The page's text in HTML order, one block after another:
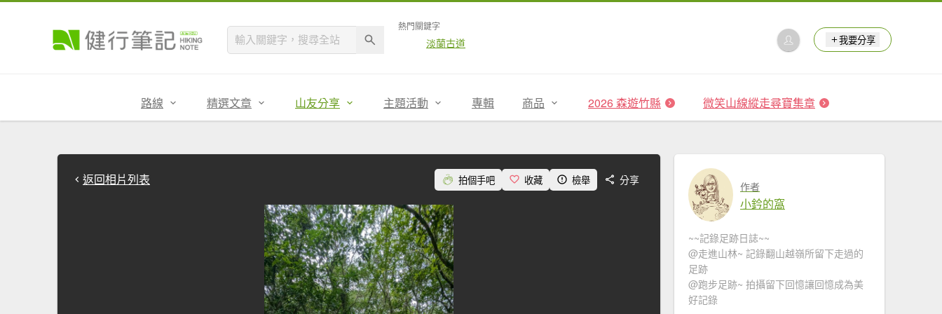
熱門關鍵字
淡蘭古道 我要分享
路線 精選文章 山友分享 主題活動 專輯 商品 2026 森遊竹縣 微笑山線縱走尋寶集章
返回相片列表 拍個手吧 收藏 檢舉 分享
作者
小鈐的窩
~~記錄足跡日誌~~
@走進山林~ 記錄翻山越嶺所留下走過的
足跡
@跑步足跡~ 拍攝留下回憶讓回憶成為美
好記錄